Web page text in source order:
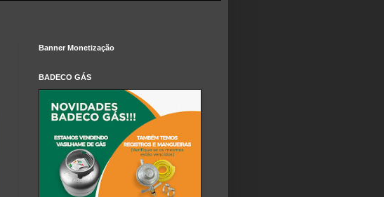
Banner Monetização
BADECO GÁS